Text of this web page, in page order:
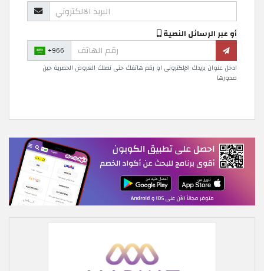
أو عبر الرسائل النصية
+966
ادخل عنوان بريدك الإلكتروني او رقم هاتفك حتى تصلك العروض الحصرية حين
صدورها